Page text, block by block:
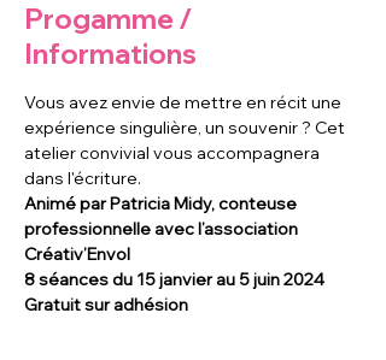
Progamme /
Informations
Vous avez envie de mettre en récit une
expérience singulière, un souvenir ? Cet
atelier convivial vous accompagnera
dans l'écriture.
Animé par Patricia Midy, conteuse
professionnelle avec l’association
Créativ’Envol
8 séances du 15 janvier au 5 juin 2024
Gratuit sur adhésion